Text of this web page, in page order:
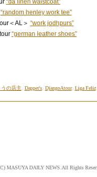
“da linen waistcoat”
“random henley work tee”
＜AL＞ “work jodhpurs”
“german leather shoes”
うの店主 Dapper's, DjangoAtour, Liga Feliz
MASUYA DAILY NEWS.All Rights